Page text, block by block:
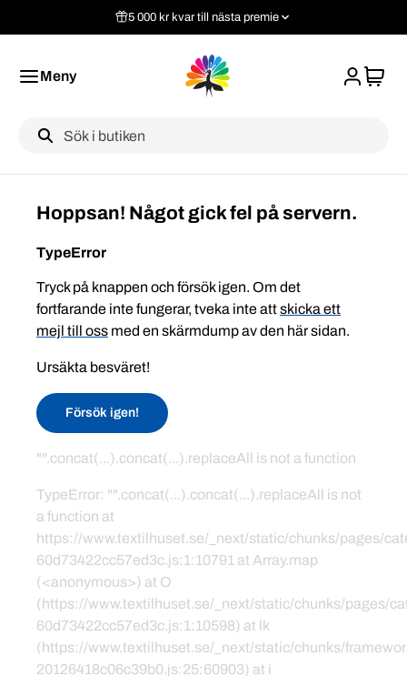
5 000 kr kvar till nästa premie
Meny
Label
Hoppsan! Något gick fel på servern.
TypeError
Tryck på knappen och försök igen. Om det
fortfarande inte fungerar, tveka inte attskicka ett
mejl till oss med en skärmdump av den här sidan.
Ursäkta besväret!
Försök igen!
"".concat(...).concat(...).replaceAll is not a function
TypeError: "".concat(...).concat(...).replaceAll is not
a function at
https://www.textilhuset.se/_next/static/chunks/pages/
60d73422cc57ed3c.js:1:10791 at Array.map
(<anonymous>) at O
(https://www.textilhuset.se/_next/static/chunks/pages/
60d73422cc57ed3c.js:1:10598) at lk
(https://www.textilhuset.se/_next/static/chunks/
20126418c06c39b0.js:25:60903) at i